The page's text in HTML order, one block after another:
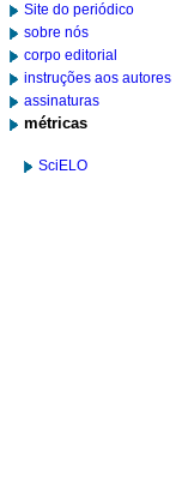
Site do periódico
sobre nós
corpo editorial
instruções aos autores
assinaturas
métricas
SciELO